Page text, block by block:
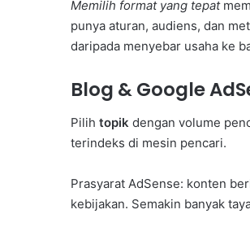
Memilih format yang tepat
punya aturan, audiens, dan
daripada menyebar usaha ke
Blog & Google
Pilih topik dengan volume
terindeks di mesin pencari.
Prasyarat AdSense: konten
kebijakan. Semakin banyak